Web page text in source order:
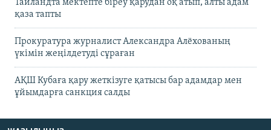
Таиландта мектепте біреу қарудан оқ атып, алты адам
қаза тапты
Прокуратура журналист Александра Алёхованың
үкімін жеңілдетуді сұраған
АҚШ Кубаға қару жеткізуге қатысы бар адамдар мен
ұйымдарға санкция салды